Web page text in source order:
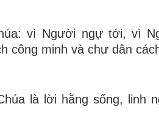
vì Người ngự tới, vì
công minh và chư dân
là lời hằng sống, linh